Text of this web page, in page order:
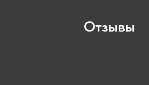
Отзывы